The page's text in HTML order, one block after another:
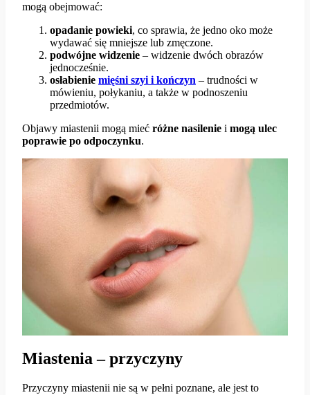
mogą obejmować:
opadanie powieki, co sprawia, że jedno oko może
wydawać się mniejsze lub zmęczone.
podwójne widzenie – widzenie dwóch obrazów
jednocześnie.
osłabienie mięśni szyi i kończyn – trudności w
mówieniu, połykaniu, a także w podnoszeniu
przedmiotów.
Objawy miastenii mogą mieć różne nasilenie i mogą ulec
poprawie po odpoczynku.
Miastenia – przyczyny
Przyczyny miastenii nie są w pełni poznane, ale jest to